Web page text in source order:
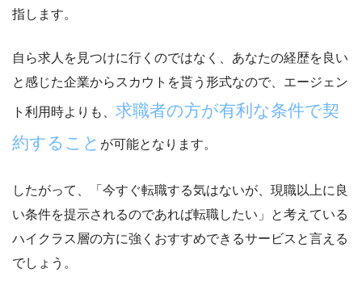
指します。
自ら求人を見つけに行くのではなく、あなたの経歴を良い
と感じた企業からスカウトを貰う形式なので、エージェン
ト利用時よりも、 求職者の方が有利な条件で契
約すること が可能となります。
したがって、「 今すぐ転職する気はないが、現職以上に良
い条件を提示されるのであれば転職したい 」と考えている
ハイクラス層の方に強くおすすめできるサービスと言える
でしょう。